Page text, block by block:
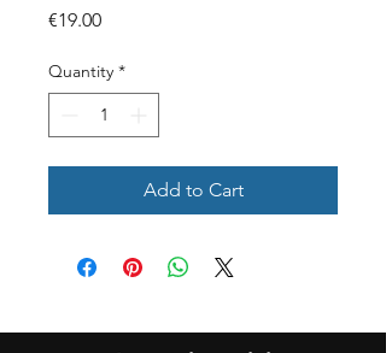
€19.00Price
Quantity *
Add to Cart